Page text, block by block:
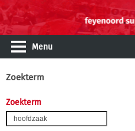
Menu
Zoekterm
Zoekterm